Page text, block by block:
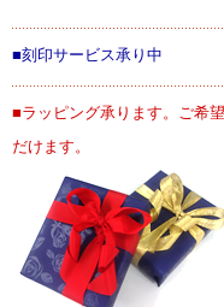
■刻印サービス承り中
■ラッピング承ります。ご希
だけます。